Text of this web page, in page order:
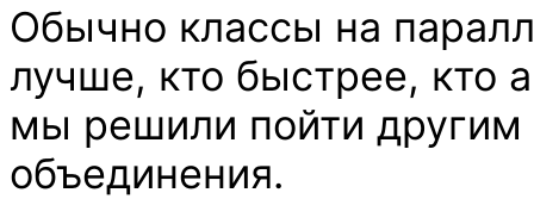
Обычно классы на
лучше, кто быстрее, кто
мы решили пойти
объединения.